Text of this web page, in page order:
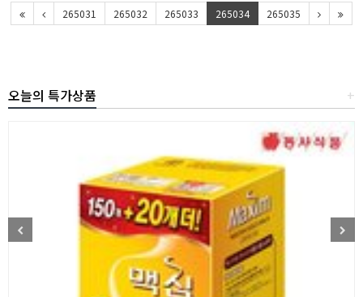
265031 265032 265033 265034 265035
+
오늘의 특가상품